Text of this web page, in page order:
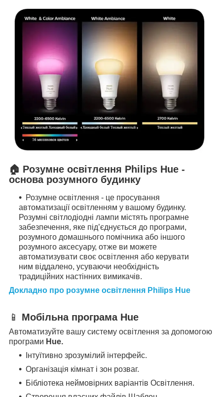
🏠 Розумне освітлення Philips Hue -
основа розумного будинку
Розумне освітлення - це просування
автоматизації освітленням у вашому будинку.
Розумні світлодіодні лампи містять програмне
забезпечення, яке під’єднується до програми,
розумного домашнього помічника або іншого
розумного аксесуару, отже ви можете
автоматизувати своє освітлення або керувати
ним віддалено, усуваючи необхідність
традиційних настінних вимикачів.
Докладно про розумне освітлення Philips Hue
📱 Мобільна програма Hue
Автоматизуйте вашу систему освітлення за допомогою
програми Hue.
Інтуїтивно зрозумілий інтерфейс.
Організація кімнат і зон розваг.
Бібліотека неймовірних варіантів Освітлення.